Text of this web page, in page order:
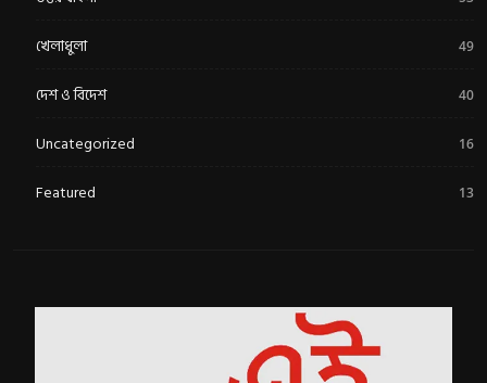
খেলাধুলা 49
দেশ ও বিদেশ 40
Uncategorized 16
Featured 13